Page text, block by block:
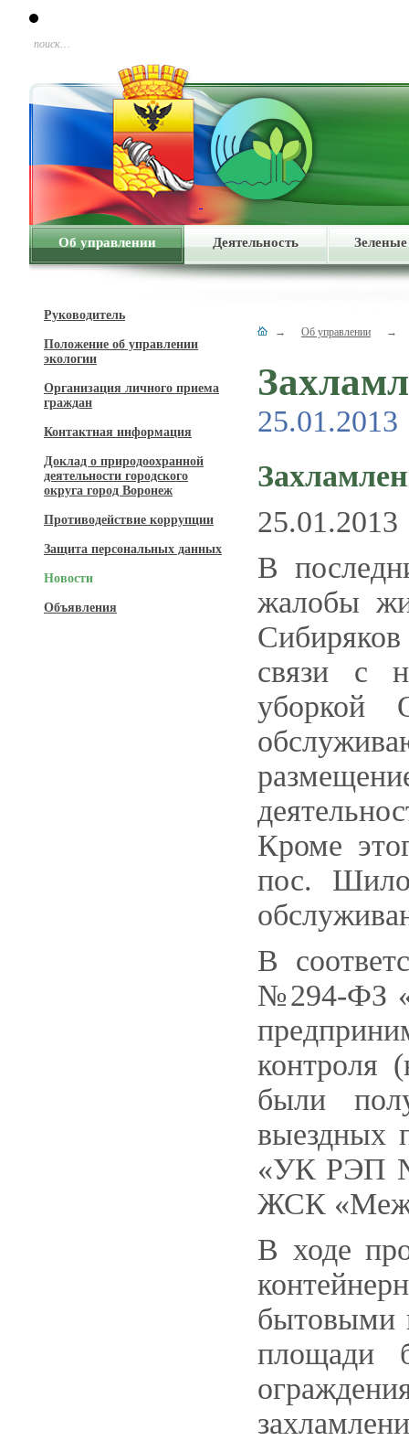
поиск…
Об управлении Деятельность
Руководитель
Положение об управлении
экологии
Организация личного приема
граждан
Контактная информация
Доклад о природоохранной
деятельности городского
округа город Воронеж
Противодействие коррупции
Защита персональных данных
Новости
Объявления
→ Об управлении →
25.01.2013
25.01.2013
В
жалобы
связи с
Кроме
пос.
В
№294-ФЗ
контроля
были
выездных
«УК РЭП №
ЖСК
В ходе
бытовыми
площади